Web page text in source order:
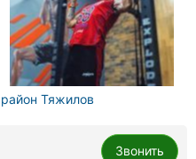
Тяжилов
Звонить